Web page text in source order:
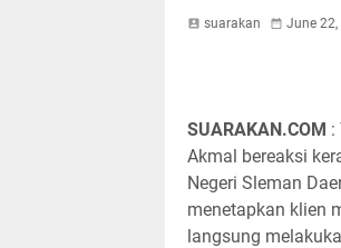
suarakan June 22,
SUARAKAN.COM :
Akmal bereaksi
Negeri Sleman
menetapkan klien
langsung